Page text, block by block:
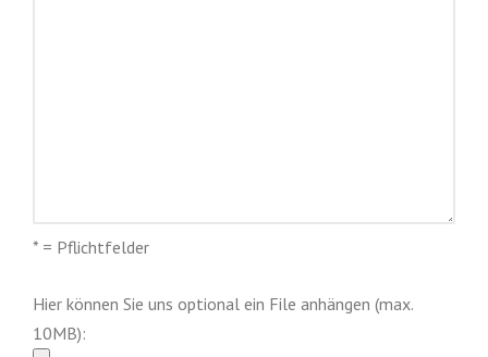
* = Pflichtfelder
Hier können Sie uns optional ein File anhängen (max.
10MB):